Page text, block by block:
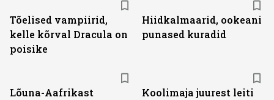
Tõelised vampiirid,
kelle kõrval Dracula on
poisike
Hiidkalmaarid, ookeani
punased kuradid
Lõuna-Aafrikast
Koolimaja juurest leiti